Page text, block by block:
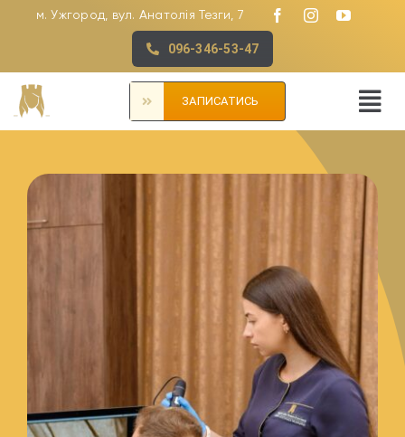
м. Ужгород, вул. Анатолія Тезги, 7
096-346-53-47
ЗАПИСАТИСЬ